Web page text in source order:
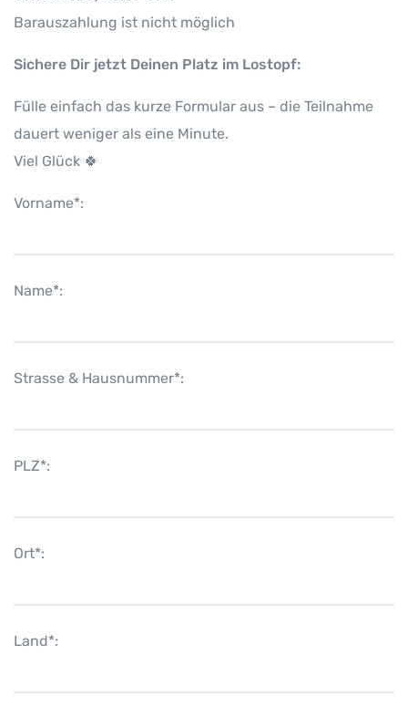
Barauszahlung ist nicht möglich
Sichere Dir jetzt Deinen Platz im Lostopf:
Fülle einfach das kurze Formular aus – die Teilnahme
dauert weniger als eine Minute.
Viel Glück 🍀
Vorname*:
Name*:
Strasse & Hausnummer*:
PLZ*:
Ort*:
Land*: